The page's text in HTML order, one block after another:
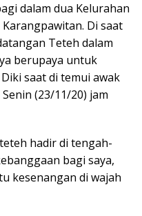
dalam dua Kelurahan
Di saat
Teteh dalam
berupaya untuk
saat di temui awak
(23/11/20) jam
hadir di tengah-
bagi saya,
kesenangan di wajah